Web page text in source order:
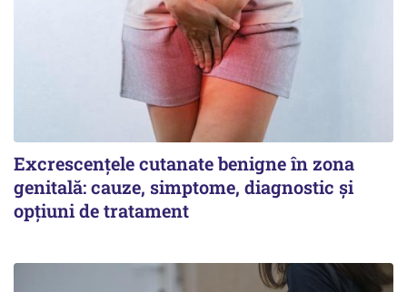
Excrescențele cutanate benigne în zona
genitală: cauze, simptome, diagnostic și
opțiuni de tratament